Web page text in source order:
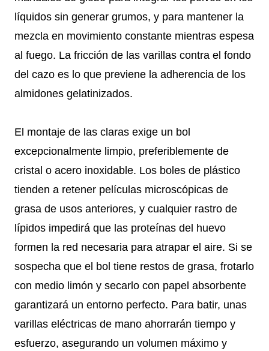
líquidos sin generar grumos, y para mantener la
mezcla en movimiento constante mientras espesa
al fuego. La fricción de las varillas contra el fondo
del cazo es lo que previene la adherencia de los
almidones gelatinizados.
El montaje de las claras exige un bol
excepcionalmente limpio, preferiblemente de
cristal o acero inoxidable. Los boles de plástico
tienden a retener películas microscópicas de
grasa de usos anteriores, y cualquier rastro de
lípidos impedirá que las proteínas del huevo
formen la red necesaria para atrapar el aire. Si se
sospecha que el bol tiene restos de grasa, frotarlo
con medio limón y secarlo con papel absorbente
garantizará un entorno perfecto. Para batir, unas
varillas eléctricas de mano ahorrarán tiempo y
esfuerzo, asegurando un volumen máximo y